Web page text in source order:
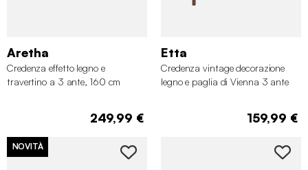
Aretha
Credenza effetto legno e
travertino a 3 ante, 160 cm
249,99 €
Etta
Credenza vintage decorazione
legno e paglia di Vienna 3 ante
159,99 €
NOVITÀ